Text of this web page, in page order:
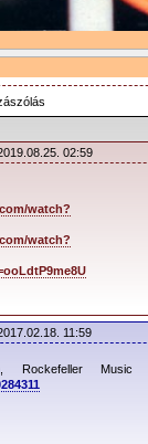
02:59
watch?
watch?
11:59
Music